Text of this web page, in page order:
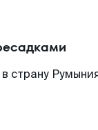
страну